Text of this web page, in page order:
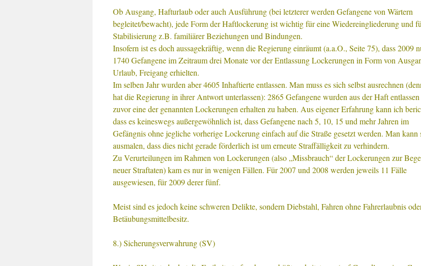
Ob Ausgang, Hafturlaub oder auch Ausführung (bei letzterer werden Gefangene von Wärtern
begleitet/bewacht), jede Form der Haftlockerung ist wichtig für eine Wiedereingliederung und
Stabilisierung z.B. familiärer Beziehungen und Bindungen.
Insofern ist es doch aussagekräftig, wenn die Regierung einräumt (a.a.O., Seite 75), dass 2009
1740 Gefangene im Zeitraum drei Monate vor der Entlassung Lockerungen in Form von
Urlaub, Freigang erhielten.
Im selben Jahr wurden aber 4605 Inhaftierte entlassen. Man muss es sich selbst ausrechnen
hat die Regierung in ihrer Antwort unterlassen): 2865 Gefangene wurden aus der Haft
zuvor eine der genannten Lockerungen erhalten zu haben. Aus eigener Erfahrung kann ich
dass es keineswegs außergewöhnlich ist, dass Gefangene nach 5, 10, 15 und mehr Jahren im
Gefängnis ohne jegliche vorherige Lockerung einfach auf die Straße gesetzt werden. Man kann
ausmalen, dass dies nicht gerade förderlich ist um erneute Straffälligkeit zu verhindern.
Zu Verurteilungen im Rahmen von Lockerungen (also „Missbrauch“ der Lockerungen zur
neuer Straftaten) kam es nur in wenigen Fällen. Für 2007 und 2008 werden jeweils 11 Fälle
ausgewiesen, für 2009 derer fünf.
Meist sind es jedoch keine schweren Delikte, sondern Diebstahl, Fahren ohne Fahrerlaubnis
Betäubungsmittelbesitz.
8.) Sicherungsverwahrung (SV)